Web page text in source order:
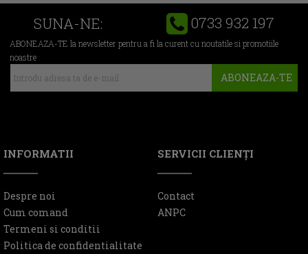
SUNA-NE: 0733 932 197
ABONEAZA-TE la newsletter pentru a fi la curent cu noutatile si promotiile
noastre
ABONEAZA-TE
INFORMATII
Despre noi
Cum comand
Termeni si conditii
Politica de confidentialitate
SERVICII CLIENŢI
Contact
ANPC